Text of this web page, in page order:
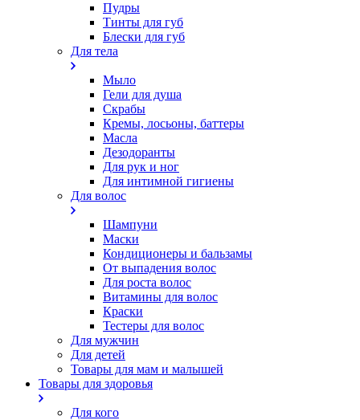
Пудры
Тинты для губ
Блески для губ
Для тела
Мыло
Гели для душа
Скрабы
Кремы, лосьоны, баттеры
Масла
Дезодоранты
Для рук и ног
Для интимной гигиены
Для волос
Шампуни
Маски
Кондиционеры и бальзамы
От выпадения волос
Для роста волос
Витамины для волос
Краски
Тестеры для волос
Для мужчин
Для детей
Товары для мам и малышей
Товары для здоровья
Для кого